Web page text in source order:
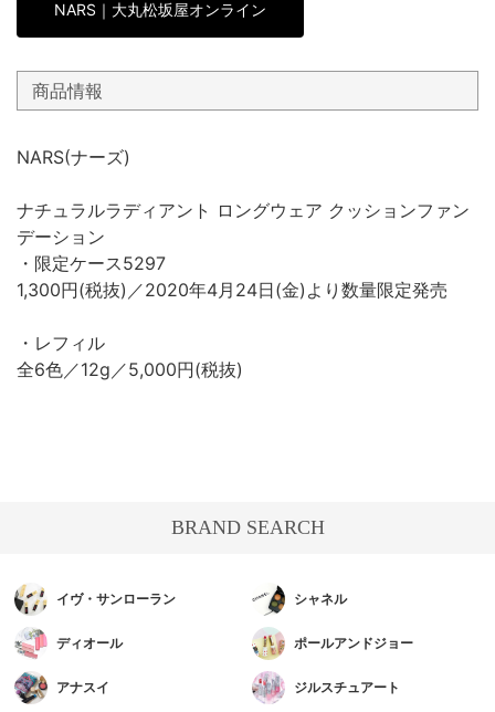
NARS｜大丸松坂屋オンライン
商品情報
NARS(ナーズ)
ナチュラルラディアント ロングウェア クッションファン
デーション
・限定ケース5297
1,300円(税抜)／2020年4月24日(金)より数量限定発売
・レフィル
全6色／12g／5,000円(税抜)
BRAND SEARCH
イヴ・サンローラン シャネル
ディオール ポールアンドジョー
アナスイ ジルスチュアート